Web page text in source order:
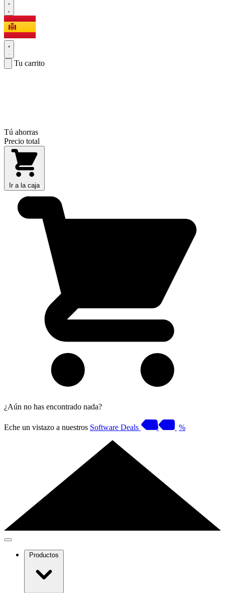
Tu carrito
Tú ahorras
Precio total
Ir a la caja
¿Aún no has encontrado nada?
Eche un vistazo a nuestros Software Deals %
Productos